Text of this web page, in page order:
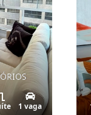
1 vaga